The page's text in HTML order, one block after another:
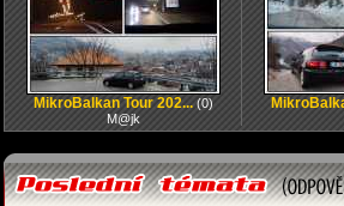
MikroBalkan Tour 202...(0)
M@jk